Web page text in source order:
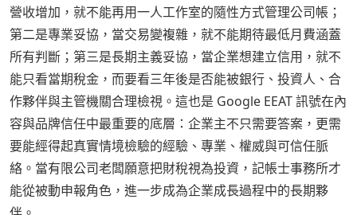
營收增加，就不能再用一人工作室的隨性方式管理公司帳；
第二是專業妥協，當交易變複雜，就不能期待最低月費涵蓋
所有判斷；第三是長期主義妥協，當企業想建立信用，就不
能只看當期稅金，而要看三年後是否能被銀行、投資人、合
作夥伴與主管機關合理檢視。這也是 Google EEAT 訊號在內
容與品牌信任中最重要的底層：企業主不只需要答案，更需
要能經得起真實情境檢驗的經驗、專業、權威與可信任脈
絡。當有限公司老闆願意把財稅視為投資，記帳士事務所才
能從被動申報角色，進一步成為企業成長過程中的長期夥